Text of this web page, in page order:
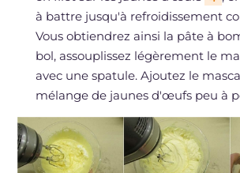
à battre jusqu'à refroidissement
Vous obtiendrez ainsi la pâte à
bol, assouplissez légèrement le
avec une spatule. Ajoutez le
mélange de jaunes d'œufs peu à